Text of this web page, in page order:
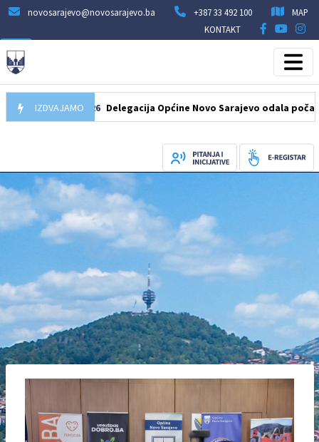
novosarajevo@novosarajevo.ba +387 33 492 100
MAP
KONTAKT
IZDVAJAMO
07.08.2026 Delegacija Općine Novo Sarajevo odala počast